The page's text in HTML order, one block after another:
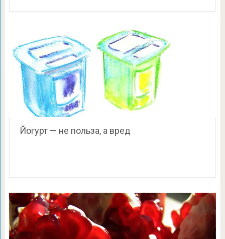
Йогурт — не польза, а вред